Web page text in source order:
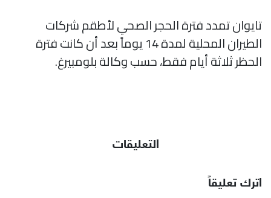
تايوان تمدد فترة الحجر الصحي لأطقم شركات
الطيران المحلية لمدة 14 يوماً بعد أن كانت فترة
الحظر ثلاثة أيام فقط، حسب وكالة بلومبيرغ.
التعليقات
اترك تعليقاً